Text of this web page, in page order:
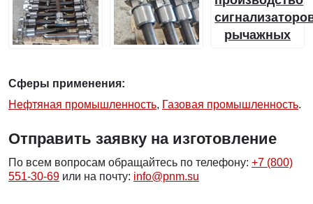
Сферы применения:
Нефтяная промышленность, Газовая промышленность.
Отправить заявку на изготовление
По всем вопросам обращайтесь по телефону: +7 (800)
551-30-69 или на почту: info@pnm.su